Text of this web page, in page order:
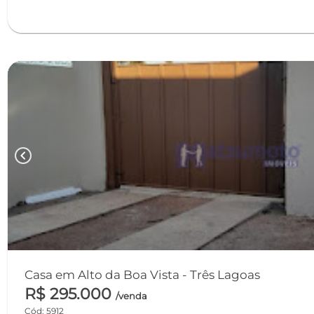
chevron_left
Casa em Alto da Boa Vista - Três Lagoas
R$ 295.000 /venda
Cód: 5912